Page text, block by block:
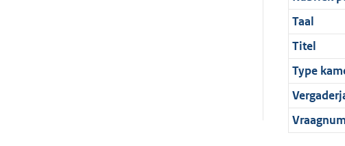
Taal
Titel
Type